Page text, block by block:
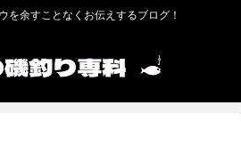
を余すことなくお伝えするブログ！